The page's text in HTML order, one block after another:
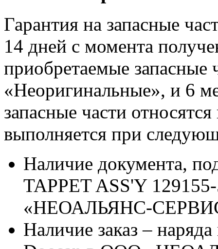
Гарантия на запасные
14 дней с момента
приобретаемые запасные
«Неоригинальные», и 6
запасные части
выполняется при
Наличие документа,
TAPPET ASS'Y
«НЕОАЛЬЯНС-
Наличие заказ –